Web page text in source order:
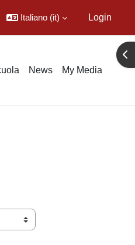
Italiano ‎(it)‎ Login
News My Media